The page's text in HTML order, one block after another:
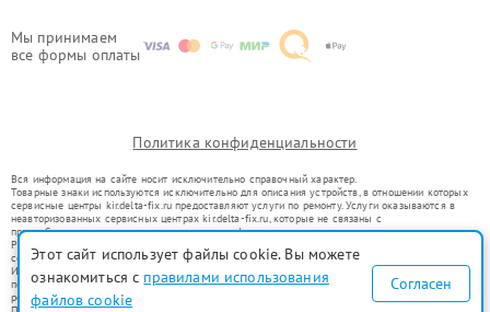
Мы принимаем
все формы оплаты
Политика конфиденциальности
Вся информация на сайте носит исключительно справочный характер.
Товарные знаки используются исключительно для описания устройств, в отношении которых
сервисные центры kir.delta-fix.ru предоставляют услуги по ремонту. Услуги оказываются в
неавторизованных сервисных центрах kir.delta-fix.ru, которые не связаны с
правообладателями товарных знаков или их официальными представителями.
Ремонт осуществляется для устройств, уже введенных в гражданский оборот в соответствии
со статьей 1487 ГК РФ.
Использование товарных знаков не преследует цели индивидуализации услуг или введения
потребителей в заблуждение, а служит для информирования о предоставляемых услугах по
ремонту техники указанных брендов.
Этот сайт использует файлы cookie. Вы можете
ознакомиться с правилами использования
файлов cookie
Согласен